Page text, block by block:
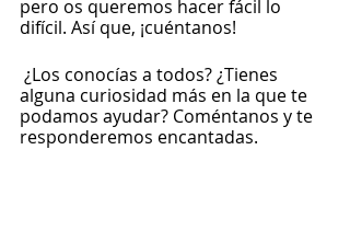
pero os queremos hacer fácil lo
difícil. Así que, ¡cuéntanos!
alguna curiosidad más en la que te
podamos ayudar? Coméntanos y te
responderemos encantadas.